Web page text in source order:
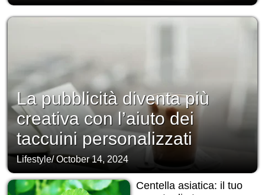
La pubblicità diventa più
creativa con l’aiuto dei
taccuini personalizzati
Lifestyle/October 14, 2024
Centella asiatica: il tuo